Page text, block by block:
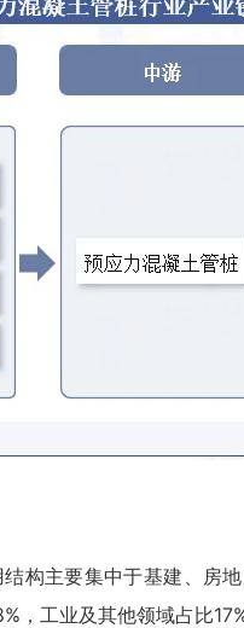
构主要集中于基建、房
，工业及其他领域占比17%